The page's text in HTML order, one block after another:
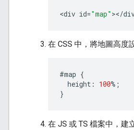
<div id="map" ></
在 CSS 中，將地圖高度
#map {
height : 100% ;
}
在 JS 或 TS 檔案中，建